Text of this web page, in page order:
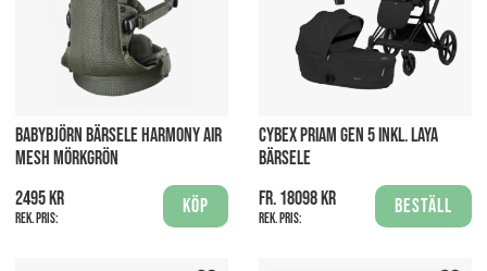
BABYBJÖRN BÄRSELE HARMONY AIR
MESH MÖRKGRÖN
2495 kr
Rek. pris:
Köp
CYBEX PRIAM GEN 5 INKL. LAYA
BÄRSELE
fr. 18098 kr
Rek. pris:
Beställ